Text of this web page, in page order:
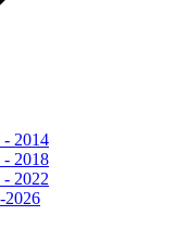
- 2014
- 2018
- 2022
2026